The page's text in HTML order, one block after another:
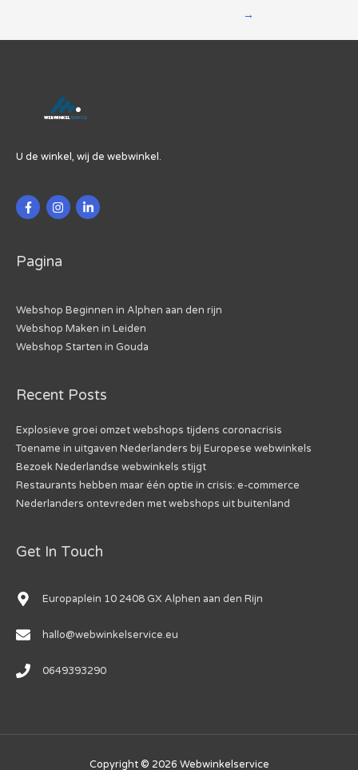
→
U de winkel, wij de webwinkel.
Pagina
Webshop Beginnen in Alphen aan den rijn
Webshop Maken in Leiden
Webshop Starten in Gouda
Recent Posts
Explosieve groei omzet webshops tijdens coronacrisis
Toename in uitgaven Nederlanders bij Europese webwinkels
Bezoek Nederlandse webwinkels stijgt
Restaurants hebben maar één optie in crisis: e-commerce
Nederlanders ontevreden met webshops uit buitenland
Get In Touch
Europaplein 10 2408 GX Alphen aan den Rijn
hallo@webwinkelservice.eu
0649393290
Copyright © 2026 Webwinkelservice